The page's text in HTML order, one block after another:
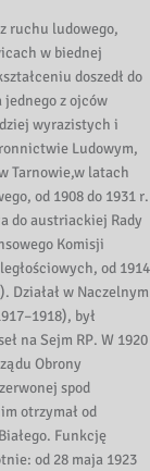
ruchu ludowego,
w biednej
doszedł do
z ojców
wyrazistych i
Ludowym,
Tarnowie,w latach
od 1908 do 1931 r.
do austriackiej Rady
Komisji
od 1914
Działał w Naczelnym
był
na Sejm RP. W 1920
Obrony
spod
otrzymał od
Funkcję
od 28 maja 1923